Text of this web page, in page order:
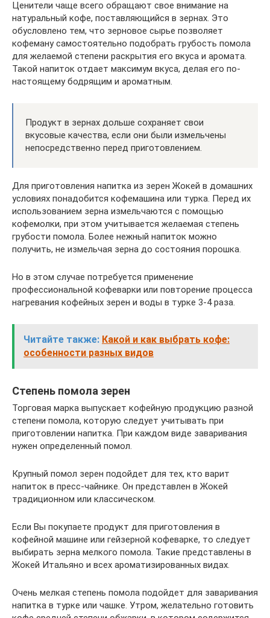
Ценители чаще всего обращают свое внимание на
натуральный кофе, поставляющийся в зернах. Это
обусловлено тем, что зерновое сырье позволяет
кофеману самостоятельно подобрать грубость помола
для желаемой степени раскрытия его вкуса и аромата.
Такой напиток отдает максимум вкуса, делая его по-
настоящему бодрящим и ароматным.
Продукт в зернах дольше сохраняет свои
вкусовые качества, если они были измельчены
непосредственно перед приготовлением.
Для приготовления напитка из зерен Жокей в домашних
условиях понадобится кофемашина или турка. Перед их
использованием зерна измельчаются с помощью
кофемолки, при этом учитывается желаемая степень
грубости помола. Более нежный напиток можно
получить, не измельчая зерна до состояния порошка.
Но в этом случае потребуется применение
профессиональной кофеварки или повторение процесса
нагревания кофейных зерен и воды в турке 3-4 раза.
Читайте также: Какой и как выбрать кофе:
особенности разных видов
Степень помола зерен
Торговая марка выпускает кофейную продукцию разной
степени помола, которую следует учитывать при
приготовлении напитка. При каждом виде заваривания
нужен определенный помол.
Крупный помол зерен подойдет для тех, кто варит
напиток в пресс-чайнике. Он представлен в Жокей
традиционном или классическом.
Если Вы покупаете продукт для приготовления в
кофейной машине или гейзерной кофеварке, то следует
выбирать зерна мелкого помола. Такие представлены в
Жокей Итальяно и всех ароматизированных видах.
Очень мелкая степень помола подойдет для заваривания
напитка в турке или чашке. Утром, желательно готовить